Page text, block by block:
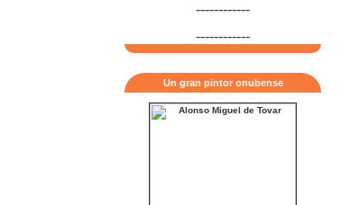
------------
------------
Un gran pintor onubense